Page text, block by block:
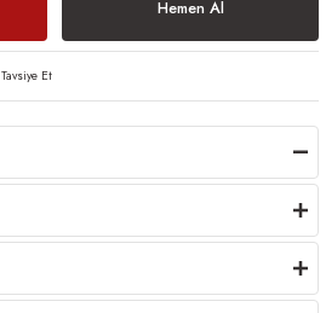
Hemen Al
Tavsiye Et